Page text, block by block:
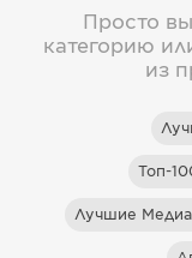
Просто
категорию
из
Топ-
Лучшие Медиа